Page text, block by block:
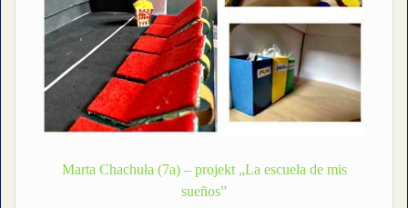
Marta Chachuła (7a) – projekt „La escuela de mis
sueños”